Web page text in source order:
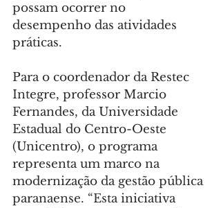
possam ocorrer no
desempenho das atividades
práticas.
Para o coordenador da Restec
Integre, professor Marcio
Fernandes, da Universidade
Estadual do Centro-Oeste
(Unicentro), o programa
representa um marco na
modernização da gestão pública
paranaense. “Esta iniciativa